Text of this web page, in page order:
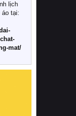
đệm
chất
khác
đỡ
lịch
áo tại:
mat/